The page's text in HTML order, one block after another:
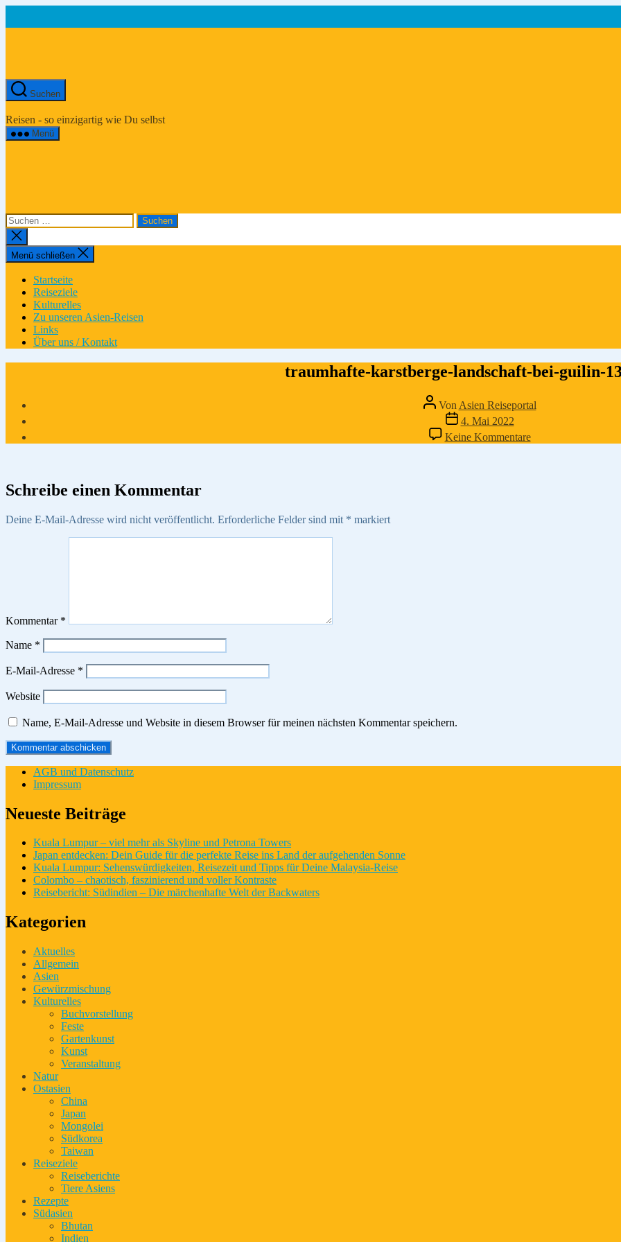
Suchen
Reiseportal
Reisen - so einzigartig wie Du selbst
Menü
Suchen
nach:
Suche
schließen
Menü schließen
Startseite
Reiseziele
Kulturelles
Zu unseren Asien-Reisen
Links
Über uns / Kontakt
traumhafte-karstberge-landschaft-bei-guilin-
Beitragsautor
Von Asien Reiseportal
Veröffentlichungsdatum
4. Mai 2022
Keine Kommentarezu
traumhafte-
Schreibe einen Kommentar
Deine E-Mail-Adresse wird nicht veröffentlicht. Erforderliche Felder sind mit * markiert
Kommentar *
Name *
E-Mail-Adresse *
Website
Name, E-Mail-Adresse und Website in diesem Browser für meinen nächsten Kommentar speichern.
AGB und Datenschutz
Impressum
Neueste Beiträge
Kuala Lumpur – viel mehr als Skyline und Petrona Towers
Japan entdecken: Dein Guide für die perfekte Reise ins Land der aufgehenden Sonne
Kuala Lumpur: Sehenswürdigkeiten, Reisezeit und Tipps für Deine Malaysia-Reise
Colombo – chaotisch, faszinierend und voller Kontraste
Reisebericht: Südindien – Die märchenhafte Welt der Backwaters
Kategorien
Aktuelles
Allgemein
Asien
Gewürzmischung
Kulturelles
Buchvorstellung
Feste
Gartenkunst
Kunst
Veranstaltung
Natur
Ostasien
China
Japan
Mongolei
Südkorea
Taiwan
Reiseziele
Reiseberichte
Tiere Asiens
Rezepte
Südasien
Bhutan
Indien